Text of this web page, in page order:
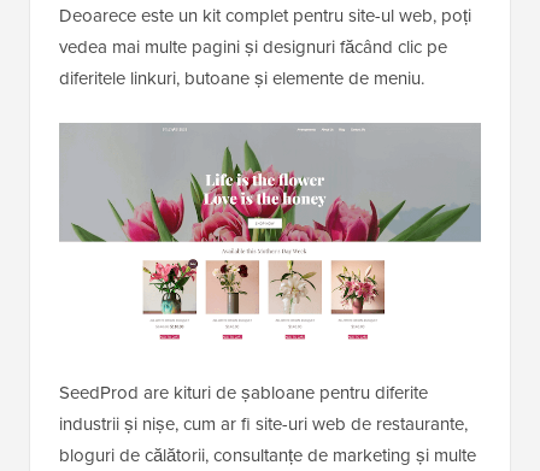
Deoarece este un kit complet pentru site-ul web, poți
vedea mai multe pagini și designuri făcând clic pe
diferitele linkuri, butoane și elemente de meniu.
SeedProd are kituri de șabloane pentru diferite
industrii și nișe, cum ar fi site-uri web de restaurante,
bloguri de călătorii, consultanțe de marketing și multe